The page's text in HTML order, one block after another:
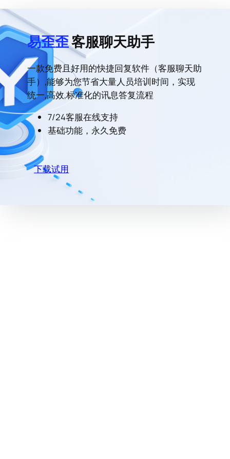
易歪歪客服聊天助手
一款免费且好用的快捷回复软件（客服聊天助
手）,能够为您节省大量人员培训时间，实现
统一,高效,标准化的讯息答复流程
7/24客服在线支持
基础功能，永久免费
下载试用